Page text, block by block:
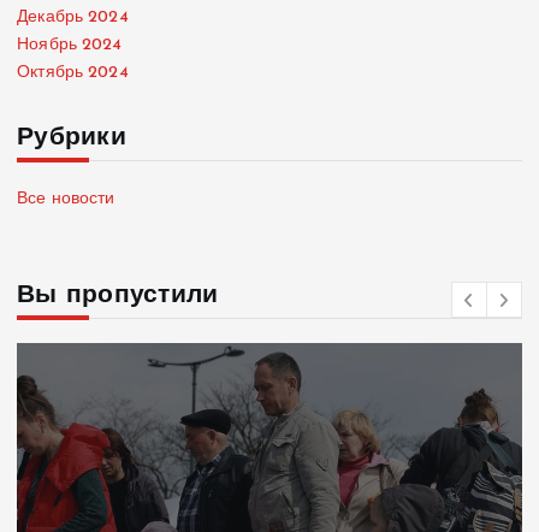
Декабрь 2024
Ноябрь 2024
Октябрь 2024
Рубрики
Все новости
Вы пропустили